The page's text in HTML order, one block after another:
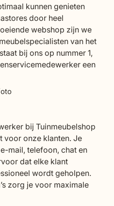
kunnen genieten
door heel
webshop zijn we
van het
bij ons op nummer 1,
een
bij Tuinmeubelshop
voor onze klanten. Je
mail, telefoon, chat en
dat elke klant
wordt geholpen.
zorg je voor maximale